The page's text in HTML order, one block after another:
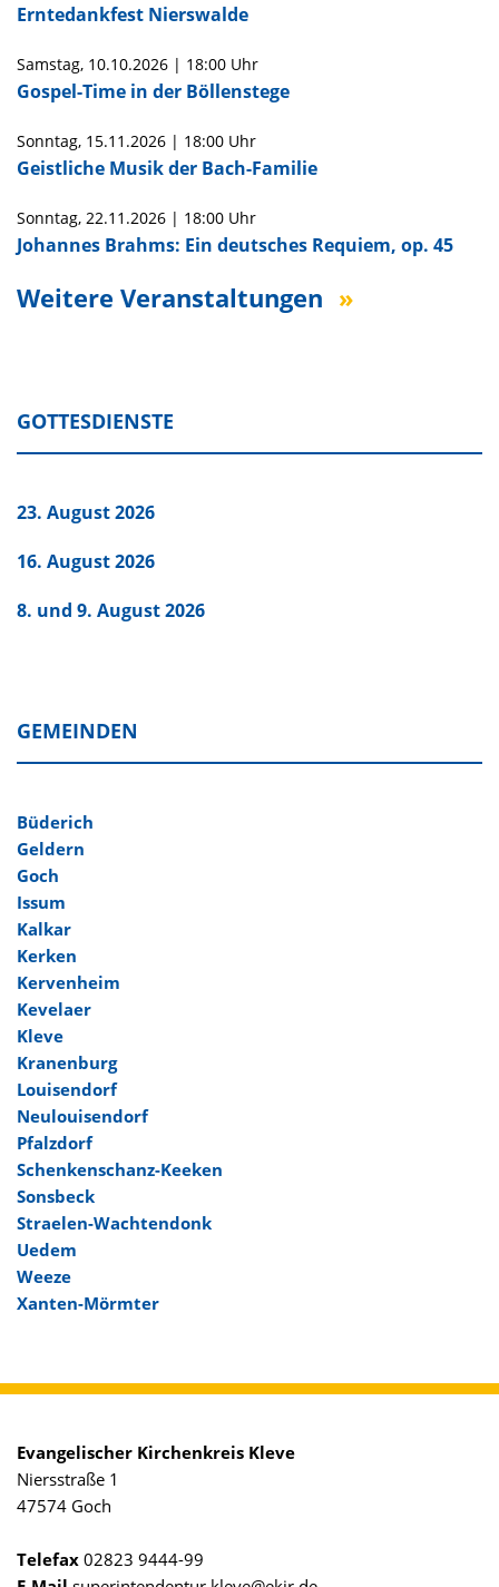
Erntedankfest Nierswalde
Samstag, 10.10.2026 | 18:00 Uhr
Gospel-Time in der Böllenstege
Sonntag, 15.11.2026 | 18:00 Uhr
Geistliche Musik der Bach-Familie
Sonntag, 22.11.2026 | 18:00 Uhr
Johannes Brahms: Ein deutsches Requiem, op. 45
Weitere Veranstaltungen
GOTTESDIENSTE
23. August 2026
16. August 2026
8. und 9. August 2026
GEMEINDEN
Büderich
Geldern
Goch
Issum
Kalkar
Kerken
Kervenheim
Kevelaer
Kleve
Kranenburg
Louisendorf
Neulouisendorf
Pfalzdorf
Schenkenschanz-Keeken
Sonsbeck
Straelen-Wachtendonk
Uedem
Weeze
Xanten-Mörmter
Evangelischer Kirchenkreis Kleve
Niersstraße 1
47574 Goch
Telefax 02823 9444-99